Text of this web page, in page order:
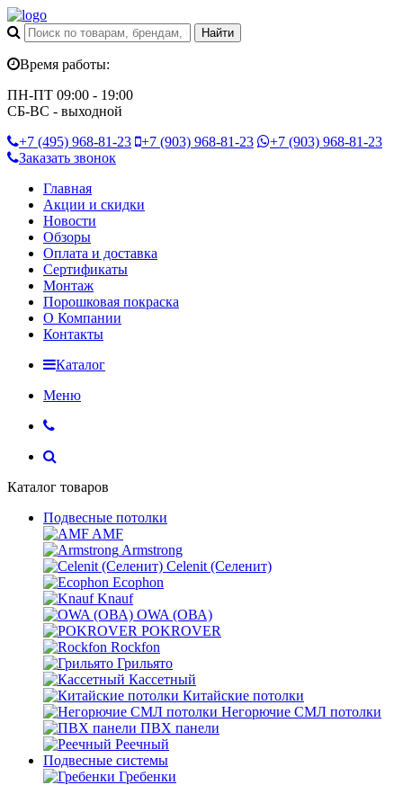
Время работы:
ПН-ПТ 09:00 - 19:00
СБ-ВС - выходной
+7 (495) 968-81-23 +7 (903) 968-81-23 +7 (903) 968-81-23
Заказать звонок
Главная
Акции и скидки
Новости
Обзоры
Оплата и доставка
Сертификаты
Монтаж
Порошковая покраска
О Компании
Контакты
Каталог
Меню
Каталог товаров
Подвесные потолки
AMF
Armstrong
Celenit (Селенит)
Ecophon
Knauf
OWA (ОВА)
POKROVER
Rockfon
Грильято
Кассетный
Китайские потолки
Негорючие СМЛ потолки
ПВХ панели
Реечный
Подвесные системы
Гребенки